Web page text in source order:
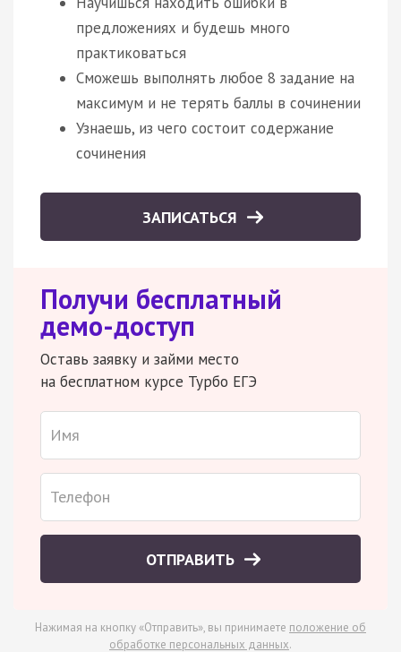
предложениях и будешь много
практиковаться
Сможешь выполнять любое 8 задание на
максимум и не терять баллы в сочинении
Узнаешь, из чего состоит содержание
сочинения
ЗАПИСАТЬСЯ
Получи бесплатный
демо-доступ
Оставь заявку и займи место
на бесплатном курсе Турбо ЕГЭ
ОТПРАВИТЬ
Нажимая на кнопку «Отправить», вы принимаете положение об
обработке персональных данных.